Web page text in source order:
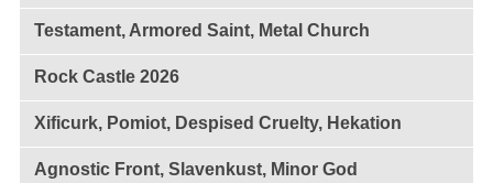
Testament, Armored Saint, Metal Church
Rock Castle 2026
Xificurk, Pomiot, Despised Cruelty, Hekation
Agnostic Front, Slavenkust, Minor God